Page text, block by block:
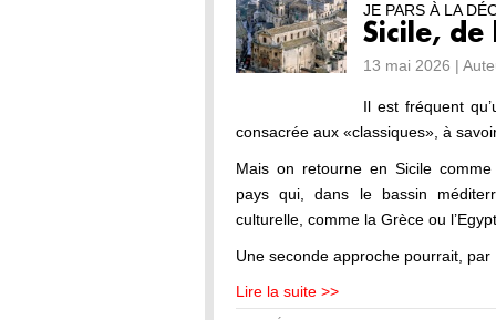
JE PARS À LA
Sicile, de
13 mai 2026 |
Il est fréquent
consacrée aux «classiques», à
Mais on retourne en Sicile
pays qui, dans le bassin
culturelle, comme la Grèce ou
Une seconde approche pourrait,
Lire la suite >>